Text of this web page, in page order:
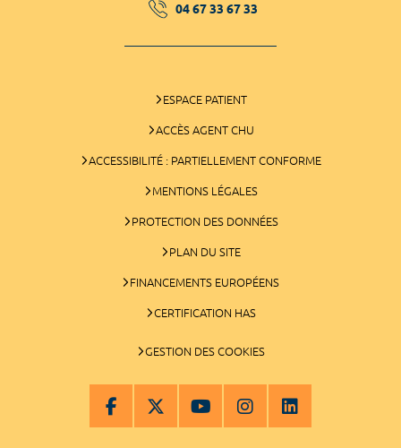
04 67 33 67 33
ESPACE PATIENT
ACCÈS AGENT CHU
ACCESSIBILITÉ : PARTIELLEMENT CONFORME
MENTIONS LÉGALES
PROTECTION DES DONNÉES
PLAN DU SITE
FINANCEMENTS EUROPÉENS
CERTIFICATION HAS
GESTION DES COOKIES